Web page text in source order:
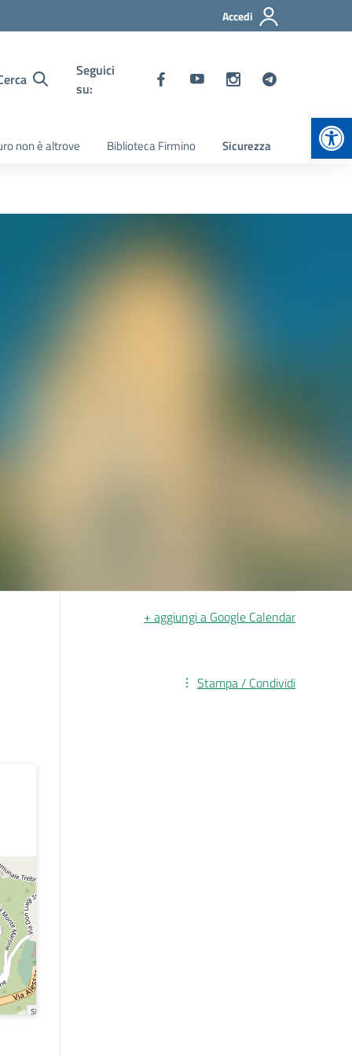
Accedi
Seguici
su:
non è altrove Biblioteca Firmino Sicurezza
+ aggiungi a Google Calendar
Stampa / Condividi